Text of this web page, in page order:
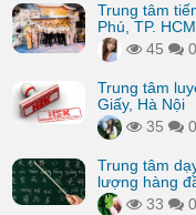
Trung tâm
Phú, TP. HCM
45
0
Trung tâm
Giấy, Hà Nội
35
0
Trung tâm
lượng hàng
33
0